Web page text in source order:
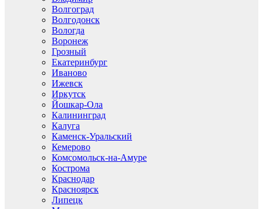
Волгоград
Волгодонск
Вологда
Воронеж
Грозный
Екатеринбург
Иваново
Ижевск
Иркутск
Йошкар-Ола
Калининград
Калуга
Каменск-Уральский
Кемерово
Комсомольск-на-Амуре
Кострома
Краснодар
Красноярск
Липецк